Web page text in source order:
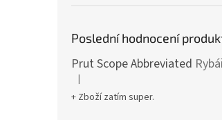
Poslední hodnocení
Prut Scope Abbreviated Rybářské pruty s krátkým dělením a
Hodnocení produktu je 5 z 5
|
+ Zboží zatím super.